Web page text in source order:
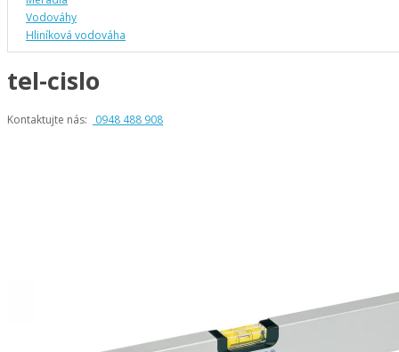
Vodováhy
Hliníková vodováha
tel-cislo
Kontaktujte nás: 0948 488 908